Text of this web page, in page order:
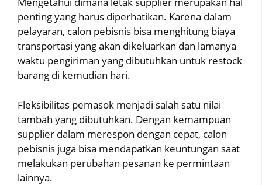
penting yang harus diperhatikan. Karena dalam
pelayaran, calon pebisnis bisa menghitung biaya
transportasi yang akan dikeluarkan dan lamanya
waktu pengiriman yang dibutuhkan untuk restock
barang di kemudian hari.
Fleksibilitas pemasok menjadi salah satu nilai
tambah yang dibutuhkan. Dengan kemampuan
supplier dalam merespon dengan cepat, calon
pebisnis juga bisa mendapatkan keuntungan saat
melakukan perubahan pesanan ke permintaan
lainnya.